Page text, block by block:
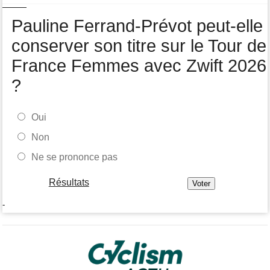
Pauline Ferrand-Prévot peut-elle
conserver son titre sur le Tour de
France Femmes avec Zwift 2026
?
Oui
Non
Ne se prononce pas
Résultats
-